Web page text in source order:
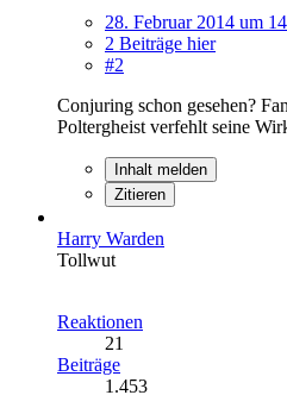
28. Februar 2014 um
2 Beiträge hier
#2
Conjuring schon gesehen?
Poltergheist verfehlt seine
Inhalt melden
Zitieren
Harry Warden
Tollwut
Reaktionen
21
Beiträge
1.453